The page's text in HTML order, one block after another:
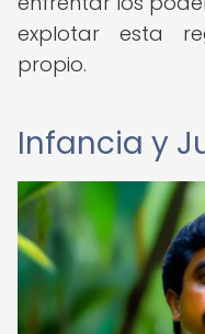
explotar esta
propio.
Infancia y